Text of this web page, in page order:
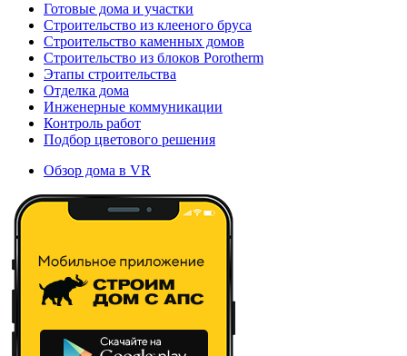
Готовые дома и участки
Строительство из клееного бруса
Строительство каменных домов
Строительство из блоков Porotherm
Этапы строительства
Отделка дома
Инженерные коммуникации
Контроль работ
Подбор цветового решения
Обзор дома в VR